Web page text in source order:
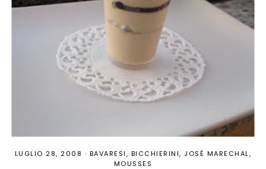
LUGLIO 28, 2008 · BAVARESI BICCHIERINI JOSÉ MARECHAL
MOUSSES